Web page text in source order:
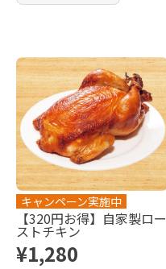
キャンペーン実施中
【320円お得】自家製ロー
ストチキン
¥1,280